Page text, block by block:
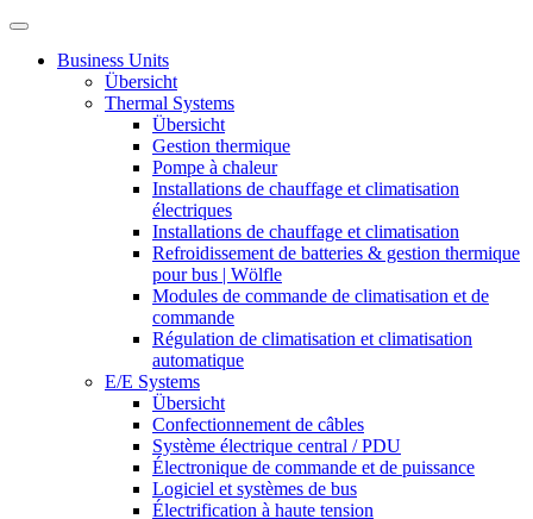
Business Units
Übersicht
Thermal Systems
Übersicht
Gestion thermique
Pompe à chaleur
Installations de chauffage et climatisation
électriques
Installations de chauffage et climatisation
Refroidissement de batteries & gestion thermique
pour bus | Wölfle
Modules de commande de climatisation et de
commande
Régulation de climatisation et climatisation
automatique
E/E Systems
Übersicht
Confectionnement de câbles
Système électrique central / PDU
Électronique de commande et de puissance
Logiciel et systèmes de bus
Électrification à haute tension